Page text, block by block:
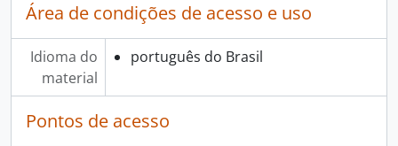
Área de condições de acesso e uso
Idioma do
material
português do Brasil
Pontos de acesso